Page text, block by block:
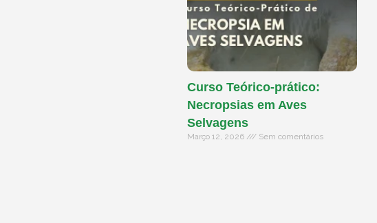
Curso Teórico-prático:
Necropsias em Aves
Selvagens
Março 12, 2026 Sem comentários